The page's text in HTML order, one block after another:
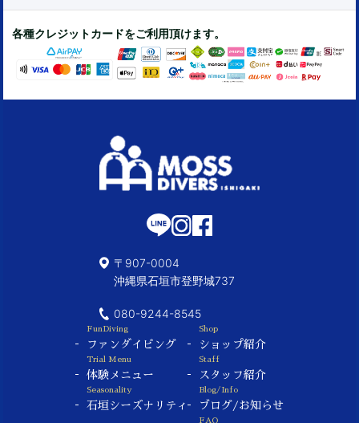
各種クレジットカードをご利用頂けます。
〒907-0004
沖縄県石垣市登野城737
080-9244-8545
FunDiving
ファンダイビング
Trial Menu
体験メニュー
Seasonality
石垣シーズナリティ
Shop
ショップ紹介
Staff
スタッフ紹介
Blog/Info
ブログ/お知らせ
FAQ